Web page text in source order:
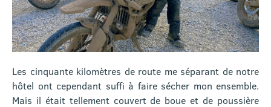
Les cinquante kilomètres de route me séparant de notre
hôtel ont cependant suffi à faire sécher mon ensemble.
Mais il était tellement couvert de boue et de poussière